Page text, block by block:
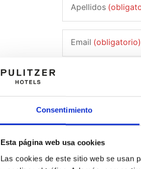
Consentimiento
Esta página web usa cookies
Las cookies de este sitio web se usan
Apellidos
Email (obligatorio)
País de residencia
Contraseña
Requisitos: 8